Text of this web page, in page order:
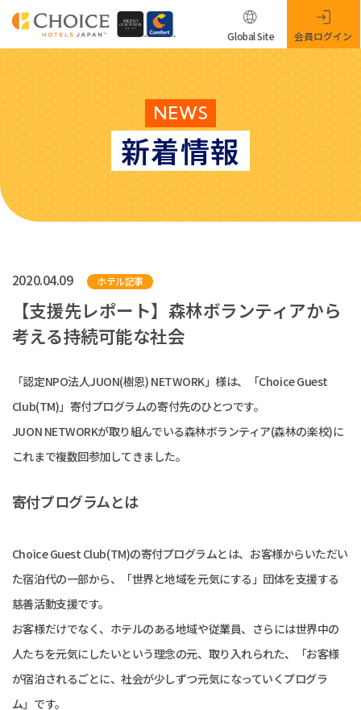
NEWS
新着情報
Global Site 会員ログイン
2020.04.09 ホテル記事
【支援先レポート】森林ボランティアから
考える持続可能な社会
「認定NPO法人JUON(樹恩) NETWORK」様は、「Choice Guest
Club(TM)」寄付プログラムの寄付先のひとつです。
JUON NETWORKが取り組んでいる森林ボランティア(森林の楽校)に
これまで複数回参加してきました。
寄付プログラムとは
Choice Guest Club(TM)の寄付プログラムとは、お客様からいただい
た宿泊代の一部から、「世界と地域を元気にする」団体を支援する
慈善活動支援です。
お客様だけでなく、ホテルのある地域や従業員、さらには世界中の
人たちを元気にしたいという理念の元、取り入れられた、「お客様
が宿泊されるごとに、社会が少しずつ元気になっていくプログラ
ム」です。